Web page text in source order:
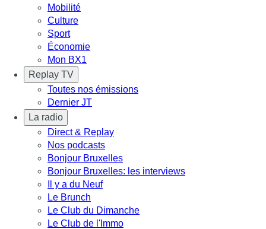
Mobilité
Culture
Sport
Économie
Mon BX1
Replay TV
Toutes nos émissions
Dernier JT
La radio
Direct & Replay
Nos podcasts
Bonjour Bruxelles
Bonjour Bruxelles: les interviews
Il y a du Neuf
Le Brunch
Le Club du Dimanche
Le Club de l'Immo